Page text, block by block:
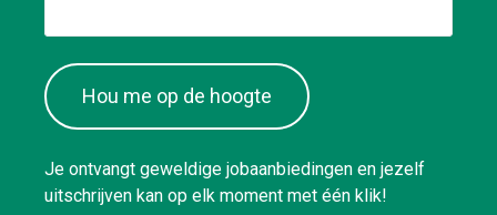
Hou me op de hoogte
Je ontvangt geweldige jobaanbiedingen en jezelf
uitschrijven kan op elk moment met één klik!